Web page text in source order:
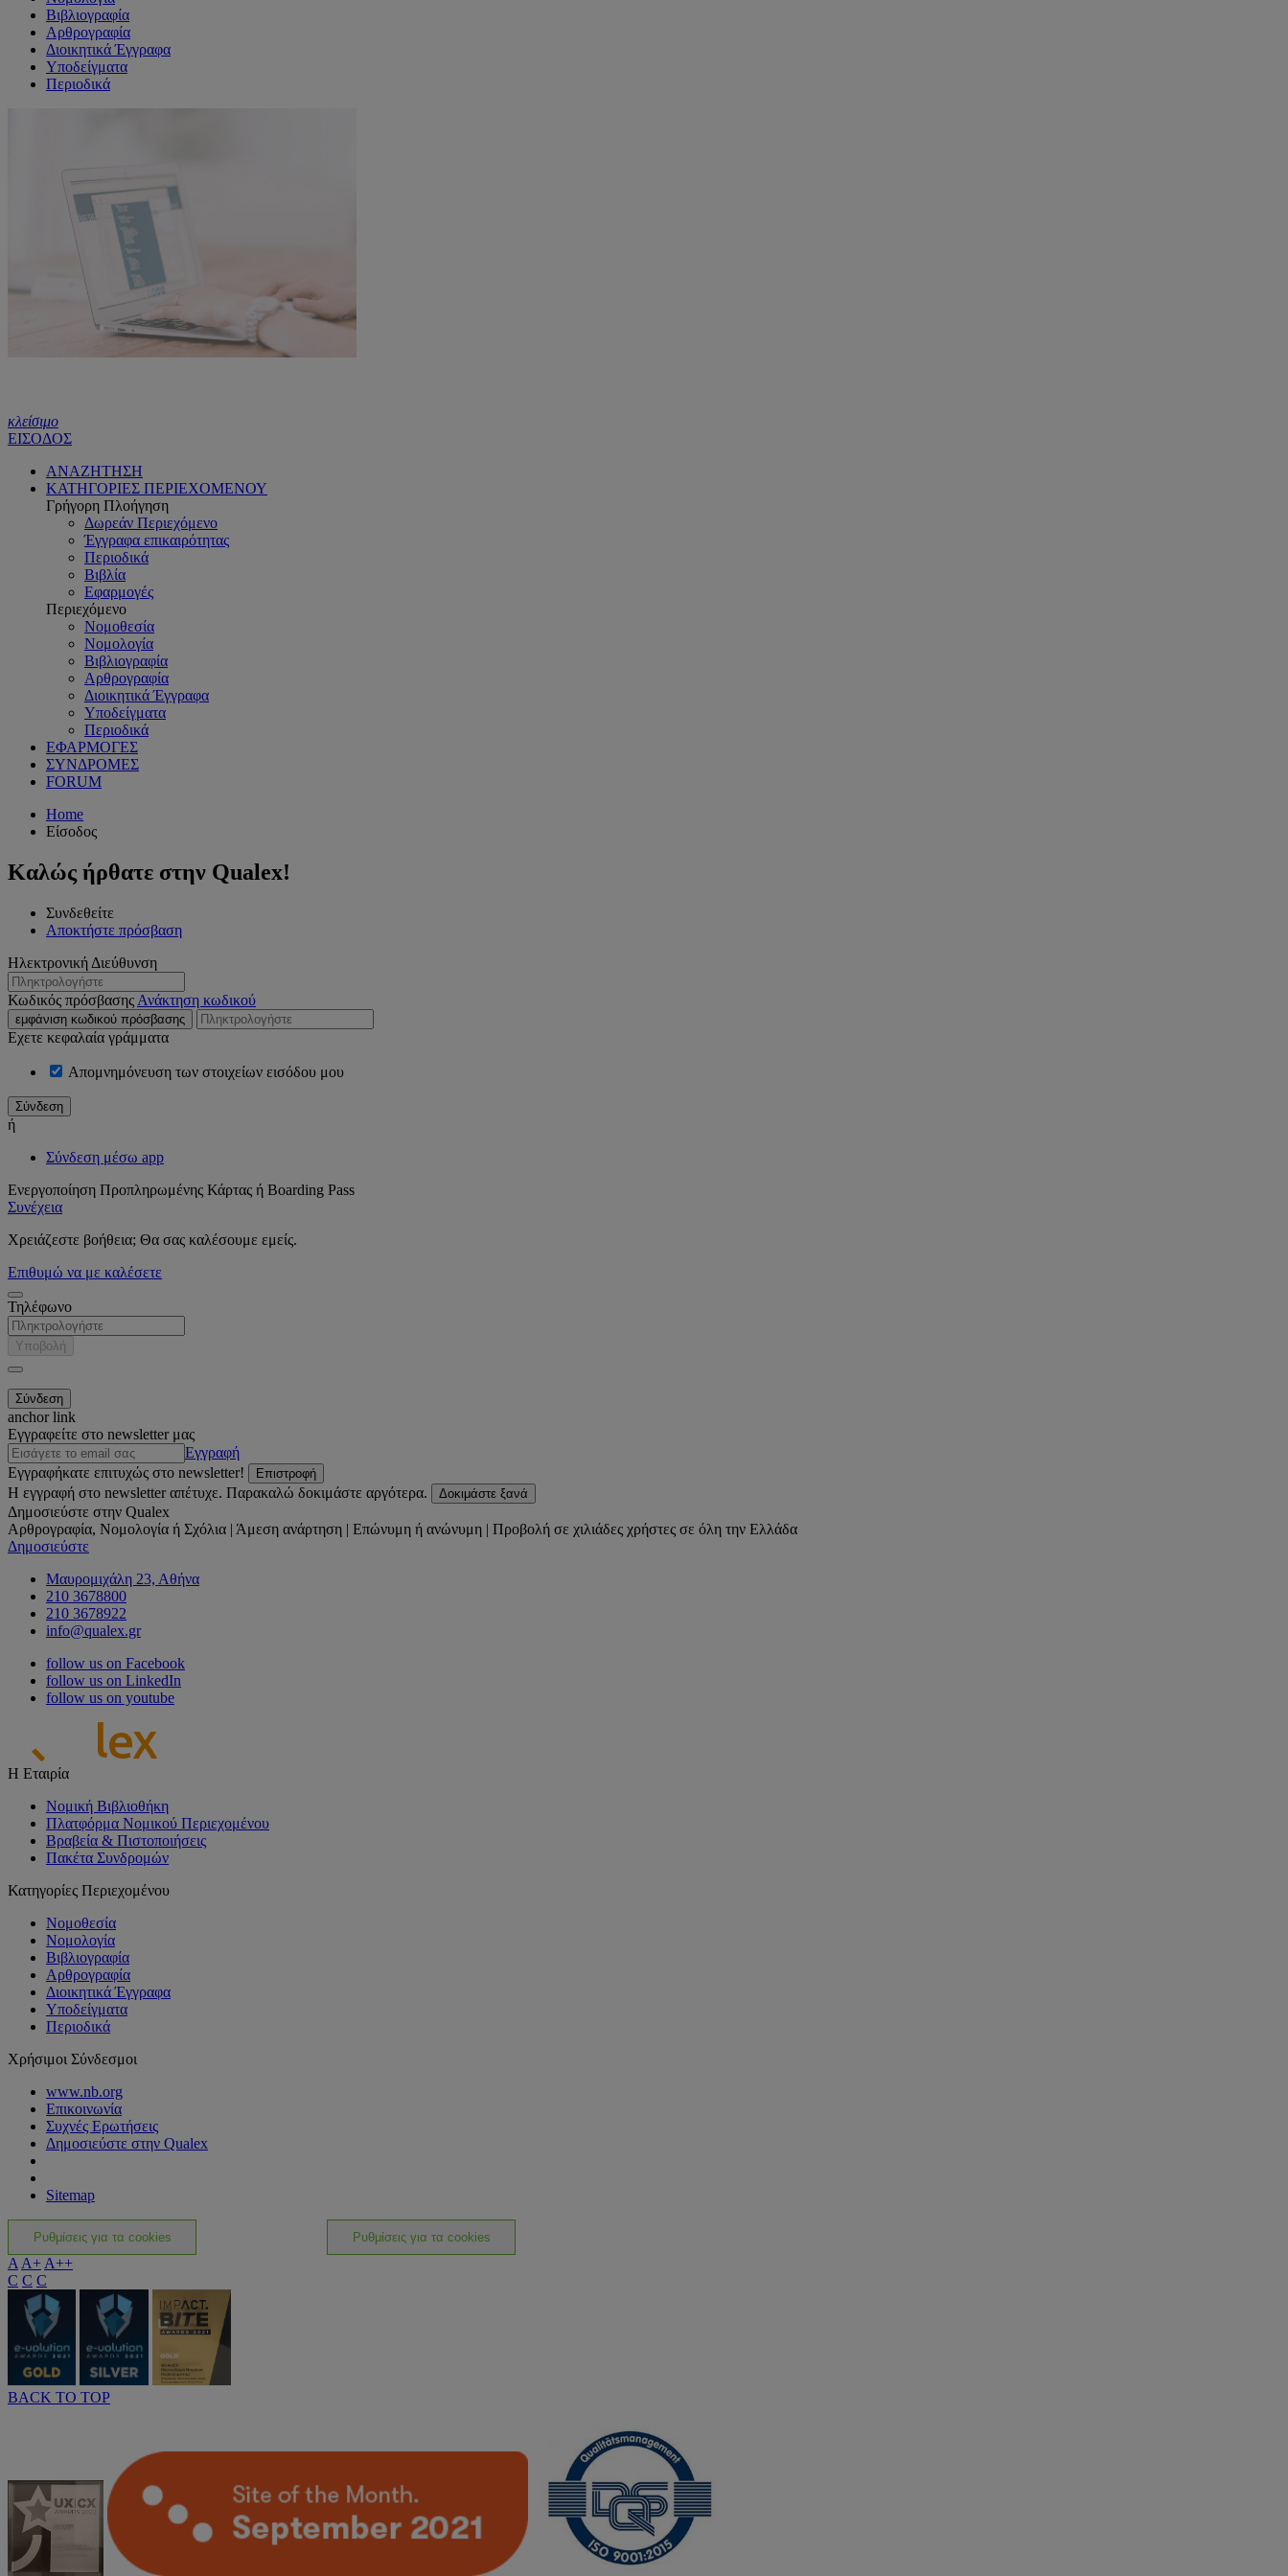
Βιβλιογραφία
Αρθρογραφία
Διοικητικά Έγγραφα
Υποδείγματα
Περιοδικά
κλείσιμο
ΕΙΣΟΔΟΣ
ΑΝΑΖΗΤΗΣΗ
ΚΑΤΗΓΟΡΙΕΣ ΠΕΡΙΕΧΟΜΕΝΟΥ
Γρήγορη Πλοήγηση
Δωρεάν Περιεχόμενο
Έγγραφα επικαιρότητας
Περιοδικά
Βιβλία
Εφαρμογές
Περιεχόμενο
Νομοθεσία
Νομολογία
Βιβλιογραφία
Αρθρογραφία
Διοικητικά Έγγραφα
Υποδείγματα
Περιοδικά
ΕΦΑΡΜΟΓΕΣ
ΣΥΝΔΡΟΜΕΣ
FORUM
Home
Είσοδος
Καλώς ήρθατε στην Qualex!
Συνδεθείτε
Αποκτήστε πρόσβαση
Ηλεκτρονική Διεύθυνση
Κωδικός πρόσβασης Ανάκτηση κωδικού
εμφάνιση κωδικού πρόσβασης
Εχετε κεφαλαία γράμματα
Απομνημόνευση των στοιχείων εισόδου μου
ή
Σύνδεση μέσω app
Ενεργοποίηση Προπληρωμένης Κάρτας ή Boarding Pass
Συνέχεια
Χρειάζεστε βοήθεια; Θα σας καλέσουμε εμείς.
Επιθυμώ να με καλέσετε
Τηλέφωνο
Υποβολή
anchor link
Εγγραφείτε στο newsletter μας
Εγγραφή
Εγγραφήκατε επιτυχώς στο newsletter!
Επιστροφή
Η εγγραφή στο newsletter απέτυχε. Παρακαλώ δοκιμάστε αργότερα. Δοκιμάστε ξανά
Δημοσιεύστε στην Qualex
Αρθρογραφία, Νομολογία ή Σχόλια | Άμεση ανάρτηση | Επώνυμη ή ανώνυμη | Προβολή σε χιλιάδες χρήστες σε όλη την Ελλάδα
Δημοσιεύστε
Μαυρομιχάλη 23, Αθήνα
210 3678800
210 3678922
info@qualex.gr
follow us on Facebook
follow us on LinkedIn
follow us on youtube
Η Εταιρία
Νομική Βιβλιοθήκη
Πλατφόρμα Νομικού Περιεχομένου
Βραβεία & Πιστοποιήσεις
Πακέτα Συνδρομών
Κατηγορίες Περιεχομένου
Νομοθεσία
Νομολογία
Βιβλιογραφία
Αρθρογραφία
Διοικητικά Έγγραφα
Υποδείγματα
Περιοδικά
Χρήσιμοι Σύνδεσμοι
www.nb.org
Επικοινωνία
Συχνές Ερωτήσεις
Δημοσιεύστε στην Qualex
Sitemap
Ρυθμίσεις για τα cookies Ρυθμίσεις για τα cookies
A A+ A++
C C C
BACK TO TOP